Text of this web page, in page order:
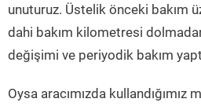
unuturuz. Üstelik önceki bakım
dahi bakım kilometresi
değişimi ve periyodik bakım
Oysa aracımızda kullandığımız